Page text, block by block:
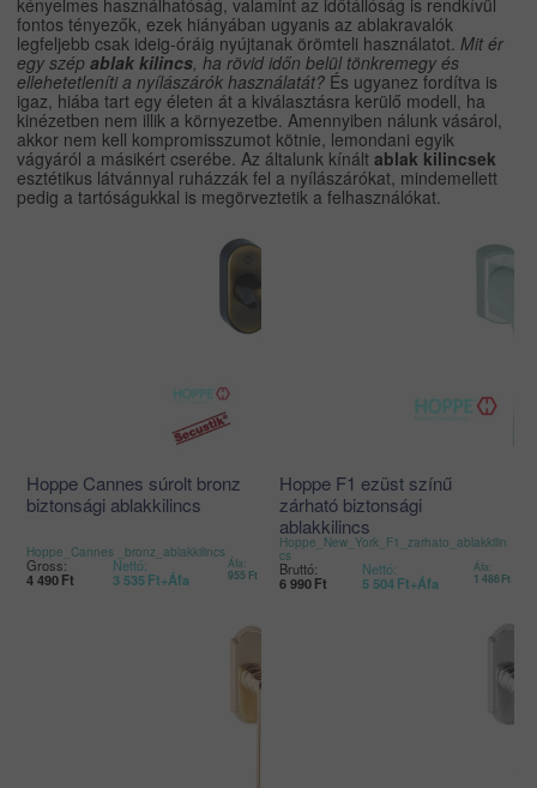
fontos tényezők, ezek hiányában ugyanis az ablakravalók
legfeljebb csak ideig-óráig nyújtanak örömteli használatot. Mit ér
egy szép ablak kilincs, ha rövid időn belül tönkremegy és
ellehetetleníti a nyílászárók használatát? És ugyanez fordítva is
igaz, hiába tart egy életen át a kiválasztásra kerülő modell, ha
kinézetben nem illik a környezetbe. Amennyiben nálunk vásárol,
akkor nem kell kompromisszumot kötnie, lemondani egyik
vágyáról a másikért cserébe. Az általunk kínált ablak kilincsek
esztétikus látvánnyal ruházzák fel a nyílászárókat, mindemellett
pedig a tartóságukkal is megörveztetik a felhasználókat.
Hoppe Cannes súrolt bronz
biztonsági ablakkilincs
Hoppe_Cannes _bronz_ablakkilincs
Gross:
4 490 Ft
Nettó:
3 535 Ft+Áfa
Áfa:
955 Ft
Hoppe F1 ezüst színű
zárható biztonsági
ablakkilincs
Hoppe_New_York_F1_zarhato_ablakkilin
cs
Bruttó:
6 990 Ft
Nettó:
5 504 Ft+Áfa
Áfa:
1 486Ft